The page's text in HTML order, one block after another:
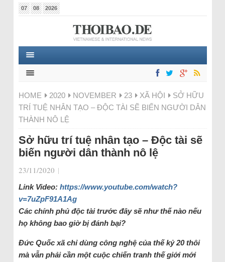
07 08 2026
HOME 2020 NOVEMBER 23 XÃ HỘI
SỞ HỮU
TRÍ TUỆ NHÂN TẠO – ĐỘC TÀI SẼ BIẾN NGƯỜI DÂN
THÀNH NÔ LỆ
Sở hữu trí tuệ nhân tạo – Độc tài sẽ
biến người dân thành nô lệ
23/11/2020 |
Link Video: https://www.youtube.com/watch?
v=7uZpF91A1Ag
Các chính phủ độc tài trước đây sẽ như thế nào nếu
họ không bao giờ bị đánh bại?
Đức Quốc xã chỉ dùng công nghệ của thế kỷ 20 thôi
mà vẫn phải cần một cuộc chiến tranh thế giới mới